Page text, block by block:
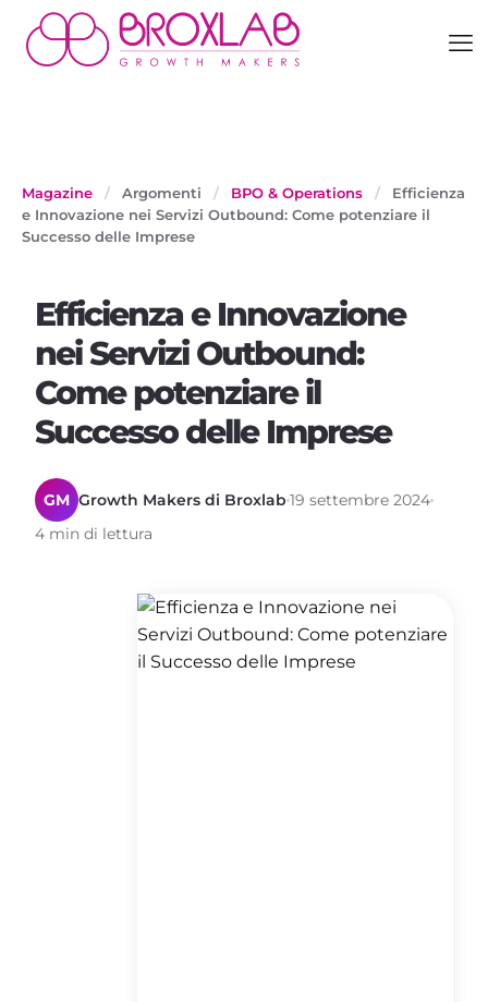
Magazine / Argomenti / BPO & Operations /
Efficienza
e Innovazione nei Servizi Outbound: Come potenziare il
Successo delle Imprese
Efficienza e Innovazione
nei Servizi Outbound:
Come potenziare il
Successo delle Imprese
GM Growth Makers di Broxlab 19 settembre 2024
4 min di lettura